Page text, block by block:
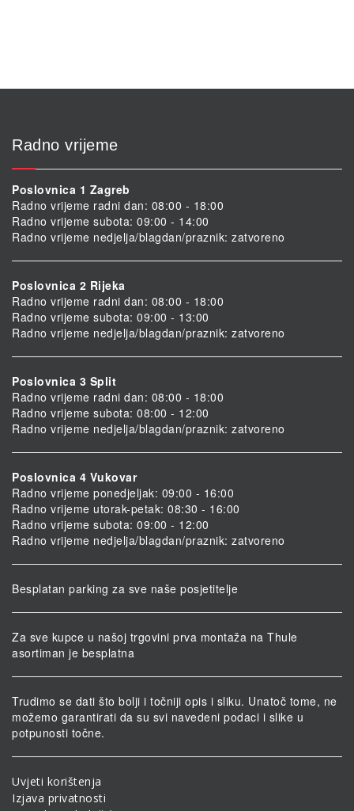
Radno vrijeme
Poslovnica 1 Zagreb
Radno vrijeme radni dan: 08:00 - 18:00
Radno vrijeme subota: 09:00 - 14:00
Radno vrijeme nedjelja/blagdan/praznik: zatvoreno
Poslovnica 2 Rijeka
Radno vrijeme radni dan: 08:00 - 18:00
Radno vrijeme subota: 09:00 - 13:00
Radno vrijeme nedjelja/blagdan/praznik: zatvoreno
Poslovnica 3 Split
Radno vrijeme radni dan: 08:00 - 18:00
Radno vrijeme subota: 08:00 - 12:00
Radno vrijeme nedjelja/blagdan/praznik: zatvoreno
Poslovnica 4 Vukovar
Radno vrijeme ponedjeljak: 09:00 - 16:00
Radno vrijeme utorak-petak: 08:30 - 16:00
Radno vrijeme subota: 09:00 - 12:00
Radno vrijeme nedjelja/blagdan/praznik: zatvoreno
Besplatan parking za sve naše posjetitelje
Za sve kupce u našoj trgovini prva montaža na Thule
asortiman je besplatna
Trudimo se dati što bolji i točniji opis i sliku. Unatoč tome, ne
možemo garantirati da su svi navedeni podaci i slike u
potpunosti točne.
Uvjeti korištenja
Izjava privatnosti